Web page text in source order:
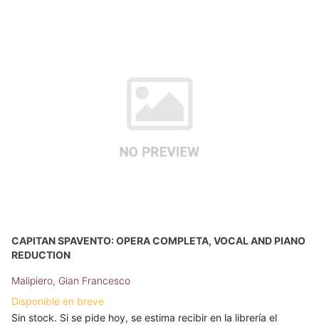
CAPITAN SPAVENTO: OPERA COMPLETA, VOCAL AND PIANO
REDUCTION
Malipiero, Gian Francesco
Disponible en breve
Sin stock. Si se pide hoy, se estima recibir en la librería el